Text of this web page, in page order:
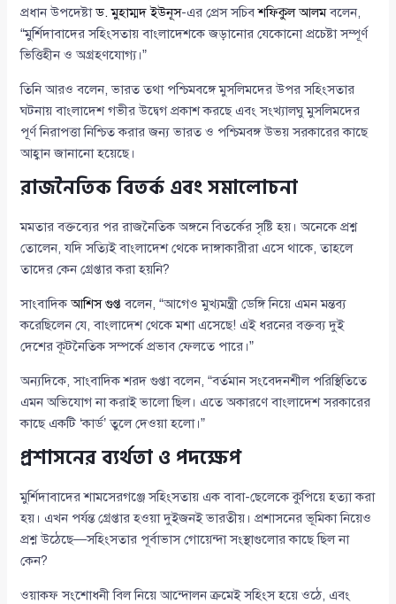
প্রধান উপদেষ্টাড. মুহাম্মদ ইউনূস-এর প্রেস সচিবশফিকুল আলমবলেন,
“মুর্শিদাবাদের সহিংসতায় বাংলাদেশকে জড়ানোর যেকোনো প্রচেষ্টা সম্পূর্ণ
ভিত্তিহীন ও অগ্রহণযোগ্য।”
তিনি আরও বলেন, ভারত তথা পশ্চিমবঙ্গে মুসলিমদের উপর সহিংসতার
ঘটনায় বাংলাদেশ গভীর উদ্বেগ প্রকাশ করছে এবং সংখ্যালঘু মুসলিমদের
পূর্ণ নিরাপত্তা নিশ্চিত করার জন্য ভারত ও পশ্চিমবঙ্গ উভয় সরকারের কাছে
আহ্বান জানানো হয়েছে।
রাজনৈতিক বিতর্ক এবং সমালোচনা
মমতার বক্তব্যের পর রাজনৈতিক অঙ্গনে বিতর্কের সৃষ্টি হয়। অনেকে প্রশ্ন
তোলেন, যদি সত্যিই বাংলাদেশ থেকে দাঙ্গাকারীরা এসে থাকে, তাহলে
তাদের কেন গ্রেপ্তার করা হয়নি?
সাংবাদিকআশিস গুপ্ত বলেন, “আগেও মুখ্যমন্ত্রী ডেঙ্গি নিয়ে এমন মন্তব্য
করেছিলেন যে, বাংলাদেশ থেকে মশা এসেছে! এই ধরনের বক্তব্য দুই
দেশের কূটনৈতিক সম্পর্কে প্রভাব ফেলতে পারে।”
অন্যদিকে, সাংবাদিক শরদ গুপ্তা বলেন, “বর্তমান সংবেদনশীল পরিস্থিতিতে
এমন অভিযোগ না করাই ভালো ছিল। এতে অকারণে বাংলাদেশ সরকারের
কাছে একটি ‘কার্ড’ তুলে দেওয়া হলো।”
প্রশাসনের ব্যর্থতা ও পদক্ষেপ
মুর্শিদাবাদের শামসেরগঞ্জে সহিংসতায় এক বাবা-ছেলেকে কুপিয়ে হত্যা করা
হয়। এখন পর্যন্ত গ্রেপ্তার হওয়া দুইজনই ভারতীয়। প্রশাসনের ভূমিকা নিয়েও
প্রশ্ন উঠেছে—সহিংসতার পূর্বাভাস গোয়েন্দা সংস্থাগুলোর কাছে ছিল না
কেন?
ওয়াকফ সংশোধনী বিল নিয়ে আন্দোলন ক্রমেই সহিংস হয়ে ওঠে, এবং